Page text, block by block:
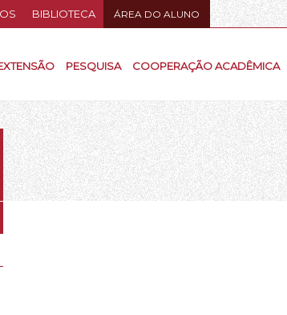
BIBLIOTECA ÁREA DO ALUNO
PESQUISA COOPERAÇÃO ACADÊMICA